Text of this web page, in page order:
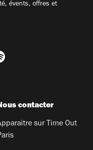
évents, offres et
contacter
sur Time Out